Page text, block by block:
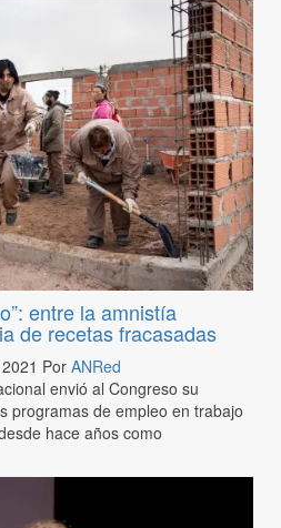
entre la amnistía
de recetas fracasadas
Por ANRed
envió al Congreso su
programas de empleo en trabajo
hace años como